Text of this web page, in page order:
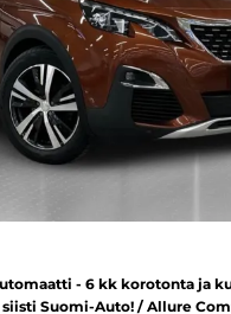
- 6 kk korotonta ja
siisti Suomi-Auto! / Allure